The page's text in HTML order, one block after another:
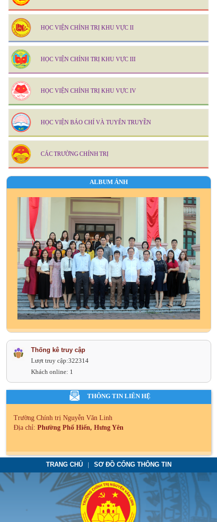
HỌC VIỆN CHÍNH TRỊ KHU VỰC II
HỌC VIỆN CHÍNH TRỊ KHU VỰC III
HỌC VIỆN CHÍNH TRỊ KHU VỰC IV
HỌC VIỆN BÁO CHÍ VÀ TUYÊN TRUYỀN
CÁC TRƯỜNG CHÍNH TRỊ
ALBUM ẢNH
Thống kê truy cập
Lượt truy cập:322314
Khách online: 1
THÔNG TIN LIÊN HỆ
Trường Chính trị Nguyễn Văn Linh
Địa chỉ: Phường Phố Hiến, Hưng Yên
TRANG CHỦ SƠ ĐỒ CỔNG THÔNG TIN